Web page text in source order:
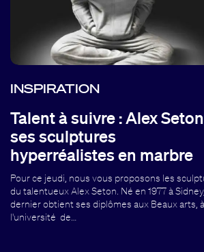
INSPIRATION
Talent à suivre : Alex
ses sculptures
hyperréalistes en marbre
Pour ce jeudi, nous vous proposons les
du talentueux Alex Seton. Né en 1977 à
dernier obtient ses diplômes aux Beaux arts, à
l'université de…